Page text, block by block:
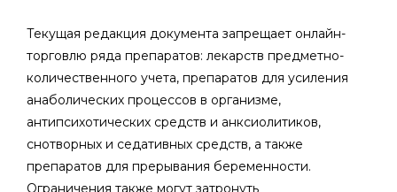
Текущая редакция документа запрещает онлайн-
торговлю ряда препаратов: лекарств предметно-
количественного учета, препаратов для усиления
анаболических процессов в организме,
антипсихотических средств и анксиолитиков,
снотворных и седативных средств, а также
препаратов для прерывания беременности.
Ограничения также могут затронуть